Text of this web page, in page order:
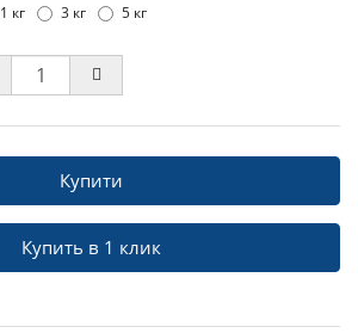
1 кг 3 кг 5 кг
Купити
Купить в 1 клик